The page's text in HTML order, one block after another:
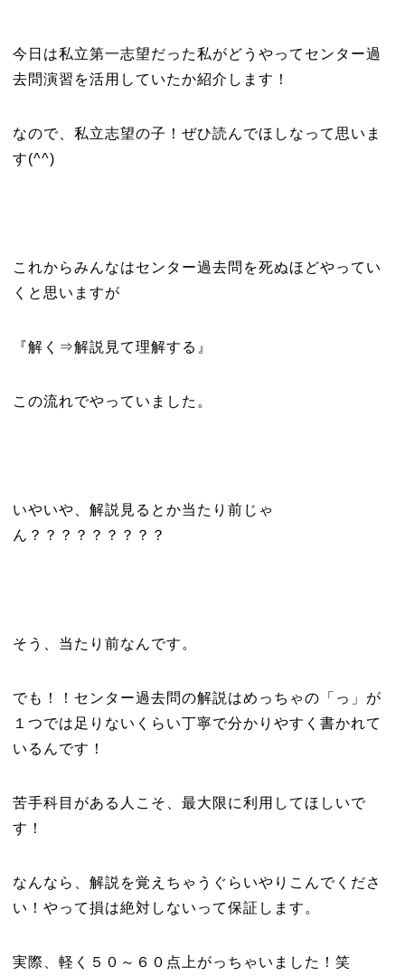
今日は私立第一志望だった私がどうやってセンター過
去問演習を活用していたか紹介します！
なので、私立志望の子！ぜひ読んでほしなって思いま
す(^^)
これからみんなはセンター過去問を死ぬほどやってい
くと思いますが
『解く⇒解説見て理解する』
この流れでやっていました。
いやいや、解説見るとか当たり前じゃ
ん？？？？？？？？？
そう、当たり前なんです。
でも！！センター過去問の解説はめっちゃの「っ」が
１つでは足りないくらい丁寧で分かりやすく書かれて
いるんです！
苦手科目がある人こそ、最大限に利用してほしいで
す！
なんなら、解説を覚えちゃうぐらいやりこんでくださ
い！やって損は絶対しないって保証します。
実際、軽く５０～６０点上がっちゃいました！笑